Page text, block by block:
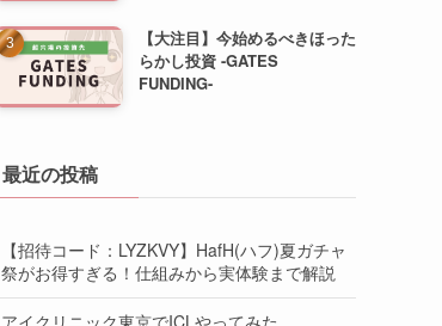
【大注目】今始めるべきほった
らかし投資 -GATES
FUNDING-
最近の投稿
【招待コード：LYZKVY】HafH(ハフ)夏ガチャ
祭がお得すぎる！仕組みから実体験まで解説